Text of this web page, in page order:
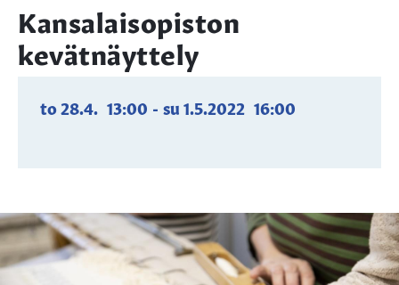
Kansalaisopiston
kevätnäyttely
to 28.4. 13:00 - su 1.5.2022 16:00